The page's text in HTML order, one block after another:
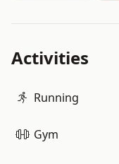
Activities
Running
Gym